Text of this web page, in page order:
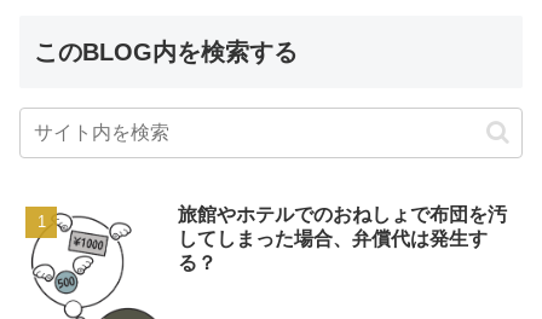
このBLOG内を検索する
旅館やホテルでのおねしょで布団を汚
してしまった場合、弁償代は発生す
る？